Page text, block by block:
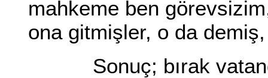
mahkeme ben
ona gitmişler, o da
Sonuç; bırak